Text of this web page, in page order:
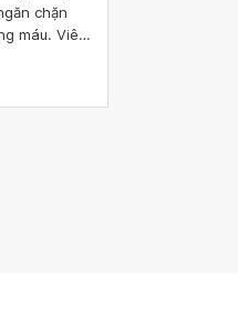
chặn
máu. Viên
chìm hai